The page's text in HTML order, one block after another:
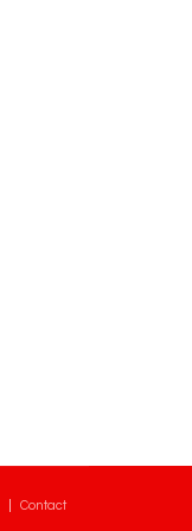
Contact